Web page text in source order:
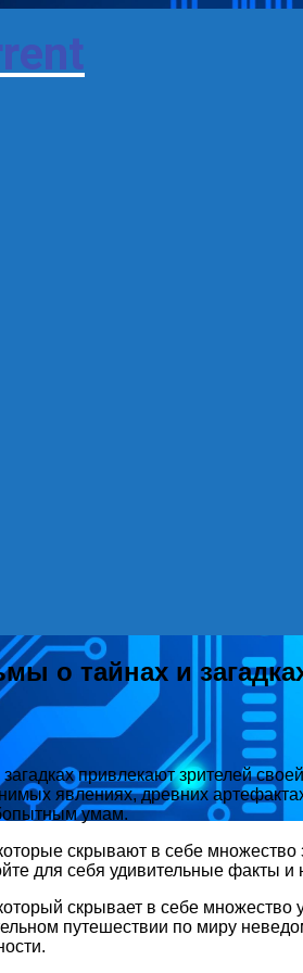
о тайнах и
привлекают зрителей
явлениях, древних
умам.
скрывают в себе
для себя удивительные
скрывает в себе
путешествии по миру